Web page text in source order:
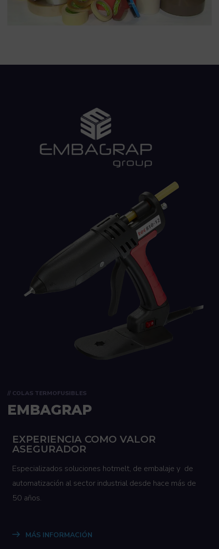
// COLAS TERMOFUSIBLES
EMBAGRAP
EXPERIENCIA COMO VALOR
ASEGURADOR
Especializados soluciones hotmelt, de embalaje y de
automatización al sector industrial desde hace más de
50 años.
MÁS INFORMACIÓN